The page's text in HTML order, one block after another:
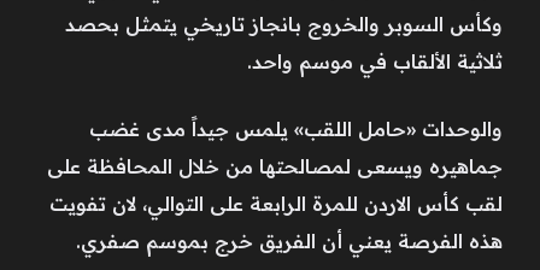
وكأس السوبر والخروج بانجاز تاريخي يتمثل بحصد
ثلاثية الألقاب في موسم واحد.
والوحدات «حامل اللقب» يلمس جيداً مدى غضب
جماهيره ويسعى لمصالحتها من خلال المحافظة على
لقب كأس الاردن للمرة الرابعة على التوالي، لان تفويت
هذه الفرصة يعني أن الفريق خرج بموسم صفري.